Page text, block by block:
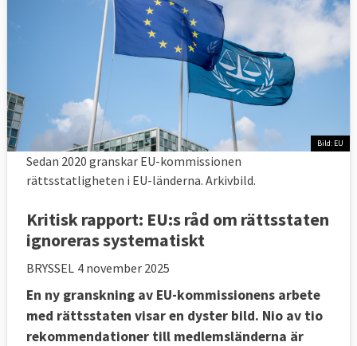
Bild: EU
Sedan 2020 granskar EU-kommissionen
rättsstatligheten i EU-länderna. Arkivbild.
Kritisk rapport: EU:s råd om rättsstaten
ignoreras systematiskt
BRYSSEL 4 november 2025
En ny granskning av EU-kommissionens arbete
med rättsstaten visar en dyster bild. Nio av tio
rekommendationer till medlemsländerna är